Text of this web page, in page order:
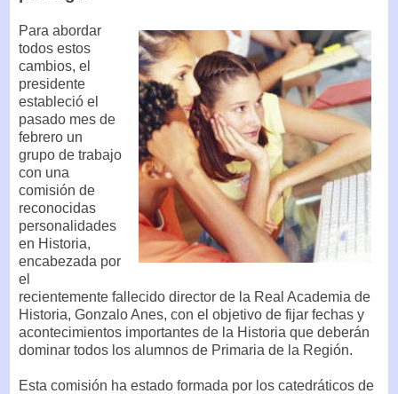
Para abordar
todos estos
cambios, el
presidente
estableció el
pasado mes de
febrero un
grupo de trabajo
con una
comisión de
reconocidas
personalidades
en Historia,
encabezada por
el
recientemente fallecido director de la Real Academia de
Historia, Gonzalo Anes, con el objetivo de fijar fechas y
acontecimientos importantes de la Historia que deberán
dominar todos los alumnos de Primaria de la Región.
Esta comisión ha estado formada por los catedráticos de